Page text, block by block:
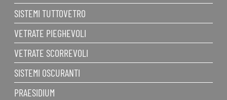
SISTEMI TUTTOVETRO
VETRATE PIEGHEVOLI
VETRATE SCORREVOLI
SISTEMI OSCURANTI
PRAESIDIUM